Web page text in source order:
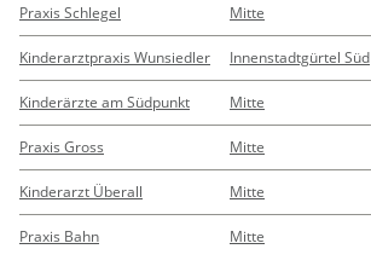
Praxis Schlegel Mitte
Kinderarztpraxis Wunsiedler Innenstadtgürtel Süd
Kinderärzte am Südpunkt Mitte
Praxis Gross Mitte
Kinderarzt Überall Mitte
Praxis Bahn Mitte